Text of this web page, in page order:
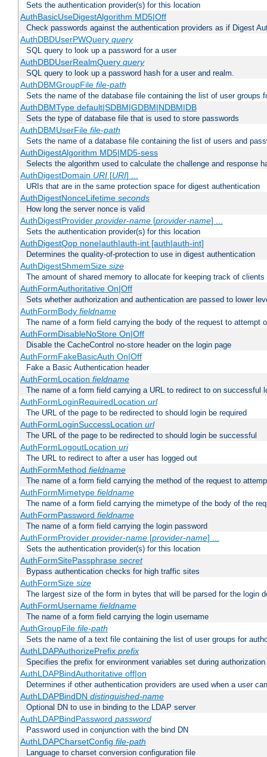
Sets the authentication provider(s) for this location
AuthBasicUseDigestAlgorithm MD5|Off
Check passwords against the authentication providers as if Digest
AuthDBDUserPWQuery query
SQL query to look up a password for a user
AuthDBDUserRealmQuery query
SQL query to look up a password hash for a user and realm.
AuthDBMGroupFile file-path
Sets the name of the database file containing the list of user groups
AuthDBMType default|SDBM|GDBM|NDBM|DB
Sets the type of database file that is used to store passwords
AuthDBMUserFile file-path
Sets the name of a database file containing the list of users and
AuthDigestAlgorithm MD5|MD5-sess
Selects the algorithm used to calculate the challenge and response
AuthDigestDomain URI[URI] ...
URIs that are in the same protection space for digest authentication
AuthDigestNonceLifetime seconds
How long the server nonce is valid
AuthDigestProvider provider-name[provider-name] ...
Sets the authentication provider(s) for this location
AuthDigestQop none|auth|auth-int [auth|auth-int]
Determines the quality-of-protection to use in digest authentication
AuthDigestShmemSize size
The amount of shared memory to allocate for keeping track of clients
AuthFormAuthoritative On|Off
Sets whether authorization and authentication are passed to lower
AuthFormBody fieldname
The name of a form field carrying the body of the request to attempt
AuthFormDisableNoStore On|Off
Disable the CacheControl no-store header on the login page
AuthFormFakeBasicAuth On|Off
Fake a Basic Authentication header
AuthFormLocation fieldname
The name of a form field carrying a URL to redirect to on successful
AuthFormLoginRequiredLocation url
The URL of the page to be redirected to should login be required
AuthFormLoginSuccessLocation url
The URL of the page to be redirected to should login be successful
AuthFormLogoutLocation uri
The URL to redirect to after a user has logged out
AuthFormMethod fieldname
The name of a form field carrying the method of the request to
AuthFormMimetype fieldname
The name of a form field carrying the mimetype of the body of the
AuthFormPassword fieldname
The name of a form field carrying the login password
AuthFormProvider provider-name[provider-name] ...
Sets the authentication provider(s) for this location
AuthFormSitePassphrase secret
Bypass authentication checks for high traffic sites
AuthFormSize size
The largest size of the form in bytes that will be parsed for the login
AuthFormUsername fieldname
The name of a form field carrying the login username
AuthGroupFile file-path
Sets the name of a text file containing the list of user groups for
AuthLDAPAuthorizePrefix prefix
Specifies the prefix for environment variables set during authorization
AuthLDAPBindAuthoritative off|on
Determines if other authentication providers are used when a user
AuthLDAPBindDN distinguished-name
Optional DN to use in binding to the LDAP server
AuthLDAPBindPassword password
Password used in conjunction with the bind DN
AuthLDAPCharsetConfig file-path
Language to charset conversion configuration file